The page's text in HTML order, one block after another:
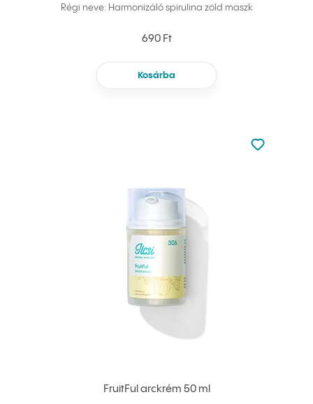
Régi neve: Harmonizáló spirulina zöld maszk
690 Ft
Kosárba
FruitFul arckrém 50 ml
Nincsen
Hozzáadás